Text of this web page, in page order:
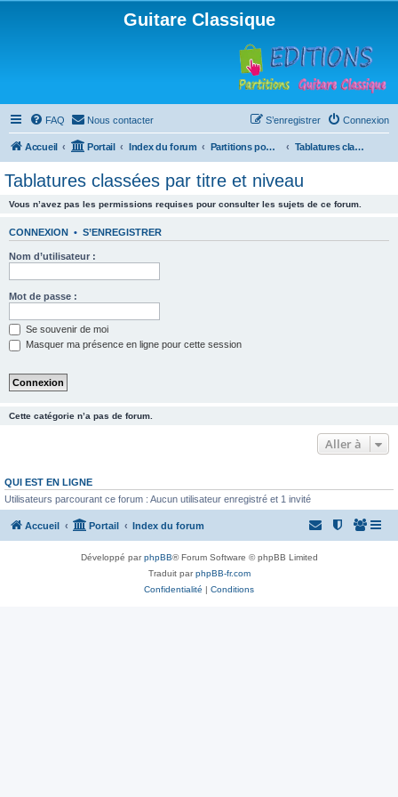
Guitare Classique
FAQ Nous contacter Connexion
S’enregistrer
Accueil Portail Index du forum Partitions pour guitare en libre téléchargement Tablatures classées par titre et niveau
Tablatures classées par titre et niveau
Vous n’avez pas les permissions requises pour consulter les sujets de ce forum.
CONNEXION • S’ENREGISTRER
Nom d’utilisateur :
Mot de passe :
Se souvenir de moi
Masquer ma présence en ligne pour cette session
Cette catégorie n’a pas de forum.
Aller à
QUI EST EN LIGNE
Utilisateurs parcourant ce forum : Aucun utilisateur enregistré et 1 invité
Accueil Portail Index du forum
Développé parphpBB® Forum Software © phpBB Limited
Traduit parphpBB-fr.com
Confidentialité | Conditions